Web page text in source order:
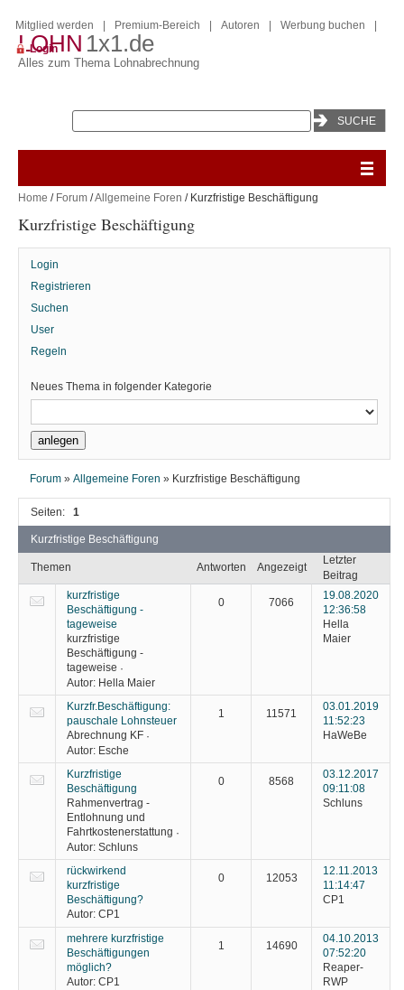
LOHN 1x1.de
Alles zum Thema Lohnabrechnung
Mitglied werden Premium-Bereich Autoren Werbung buchen
Login
Home / Forum /Allgemeine Foren / Kurzfristige Beschäftigung
Kurzfristige Beschäftigung
Login
Registrieren
Suchen
User
Regeln
Neues Thema in folgender Kategorie
Forum »Allgemeine Foren » Kurzfristige Beschäftigung
Seiten: 1
Kurzfristige Beschäftigung
Themen Antworten Angezeigt
Letzter
Beitrag
kurzfristige
Beschäftigung -
tageweise
kurzfristige
Beschäftigung -
tageweise ·
Autor: Hella Maier
0 7066
19.08.2020
12:36:58
Hella
Maier
Kurzfr.Beschäftigung:
pauschale Lohnsteuer
Abrechnung KF ·
Autor: Esche
1 11571
03.01.2019
11:52:23
HaWeBe
Kurzfristige
Beschäftigung
Rahmenvertrag -
Entlohnung und
Fahrtkostenerstattung ·
Autor: Schluns
0 8568
03.12.2017
09:11:08
Schluns
rückwirkend
kurzfristige
Beschäftigung?
Autor: CP1
0 12053
12.11.2013
11:14:47
CP1
mehrere kurzfristige
Beschäftigungen
möglich?
Autor: CP1
1 14690
04.10.2013
07:52:20
Reaper-
RWP